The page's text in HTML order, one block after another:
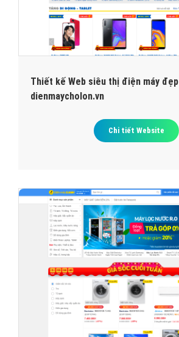
Thiết kế Web siêu thị điện máy đẹp
dienmaycholon.vn
Chi tiết Website